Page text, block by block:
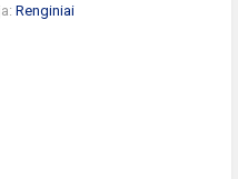
Renginiai